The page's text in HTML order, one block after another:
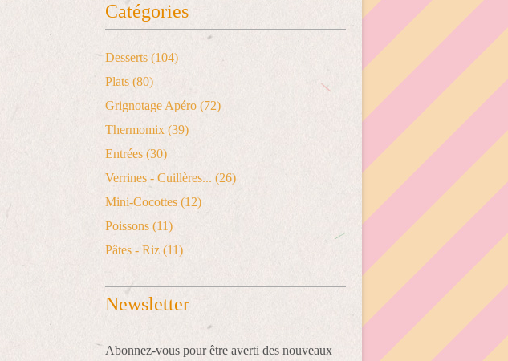
Catégories
Desserts (104)
Plats (80)
Grignotage Apéro (72)
Thermomix (39)
Entrées (30)
Verrines - Cuillères... (26)
Mini-Cocottes (12)
Poissons (11)
Pâtes - Riz (11)
Newsletter
Abonnez-vous pour être averti des nouveaux